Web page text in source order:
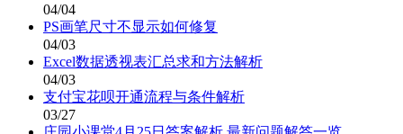
04/04
PS画笔尺寸不显示如何修复
04/03
Excel数据透视表汇总求和方法解析
04/03
支付宝花呗开通流程与条件解析
03/27